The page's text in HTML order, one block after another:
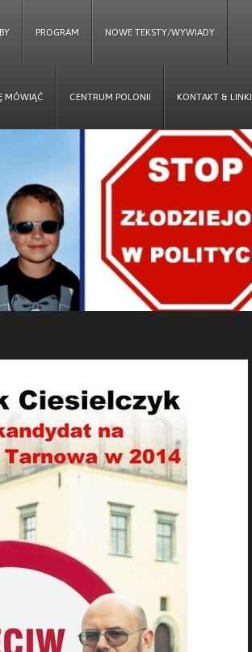
PROGRAM NOWE TEKSTY/WYWIADY
MÓWIĄĆ CENTRUM POLONII KONTAKT & LINKI